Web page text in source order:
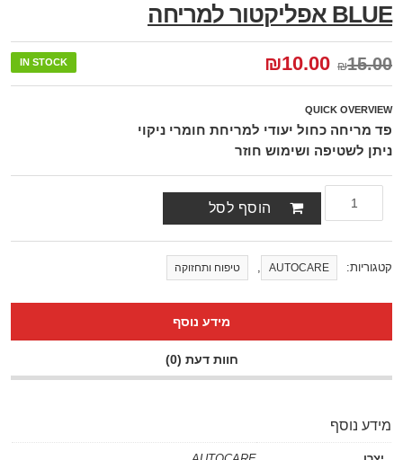
BLUE אפליקטור למריחה
₪15.00
₪10.00
IN STOCK
QUICK OVERVIEW
פד מריחה כחול יעודי למריחת חומרי ניקוי
ניתן לשטיפה ושימוש חוזר
הוסף לסל
קטגוריות: AUTOCARE
, טיפוח ותחזוקה
מידע נוסף
חוות דעת (0)
מידע נוסף